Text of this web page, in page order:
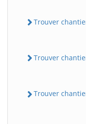
Trouver
Trouver
Trouver